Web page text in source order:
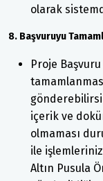
olarak
8. Başvuruyu
Proje
içerik ve
olmaması
ile
Altın Pusula